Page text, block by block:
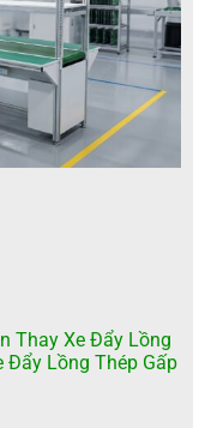
Thay Xe Đẩy Lồng
Đẩy Lồng Thép Gấp